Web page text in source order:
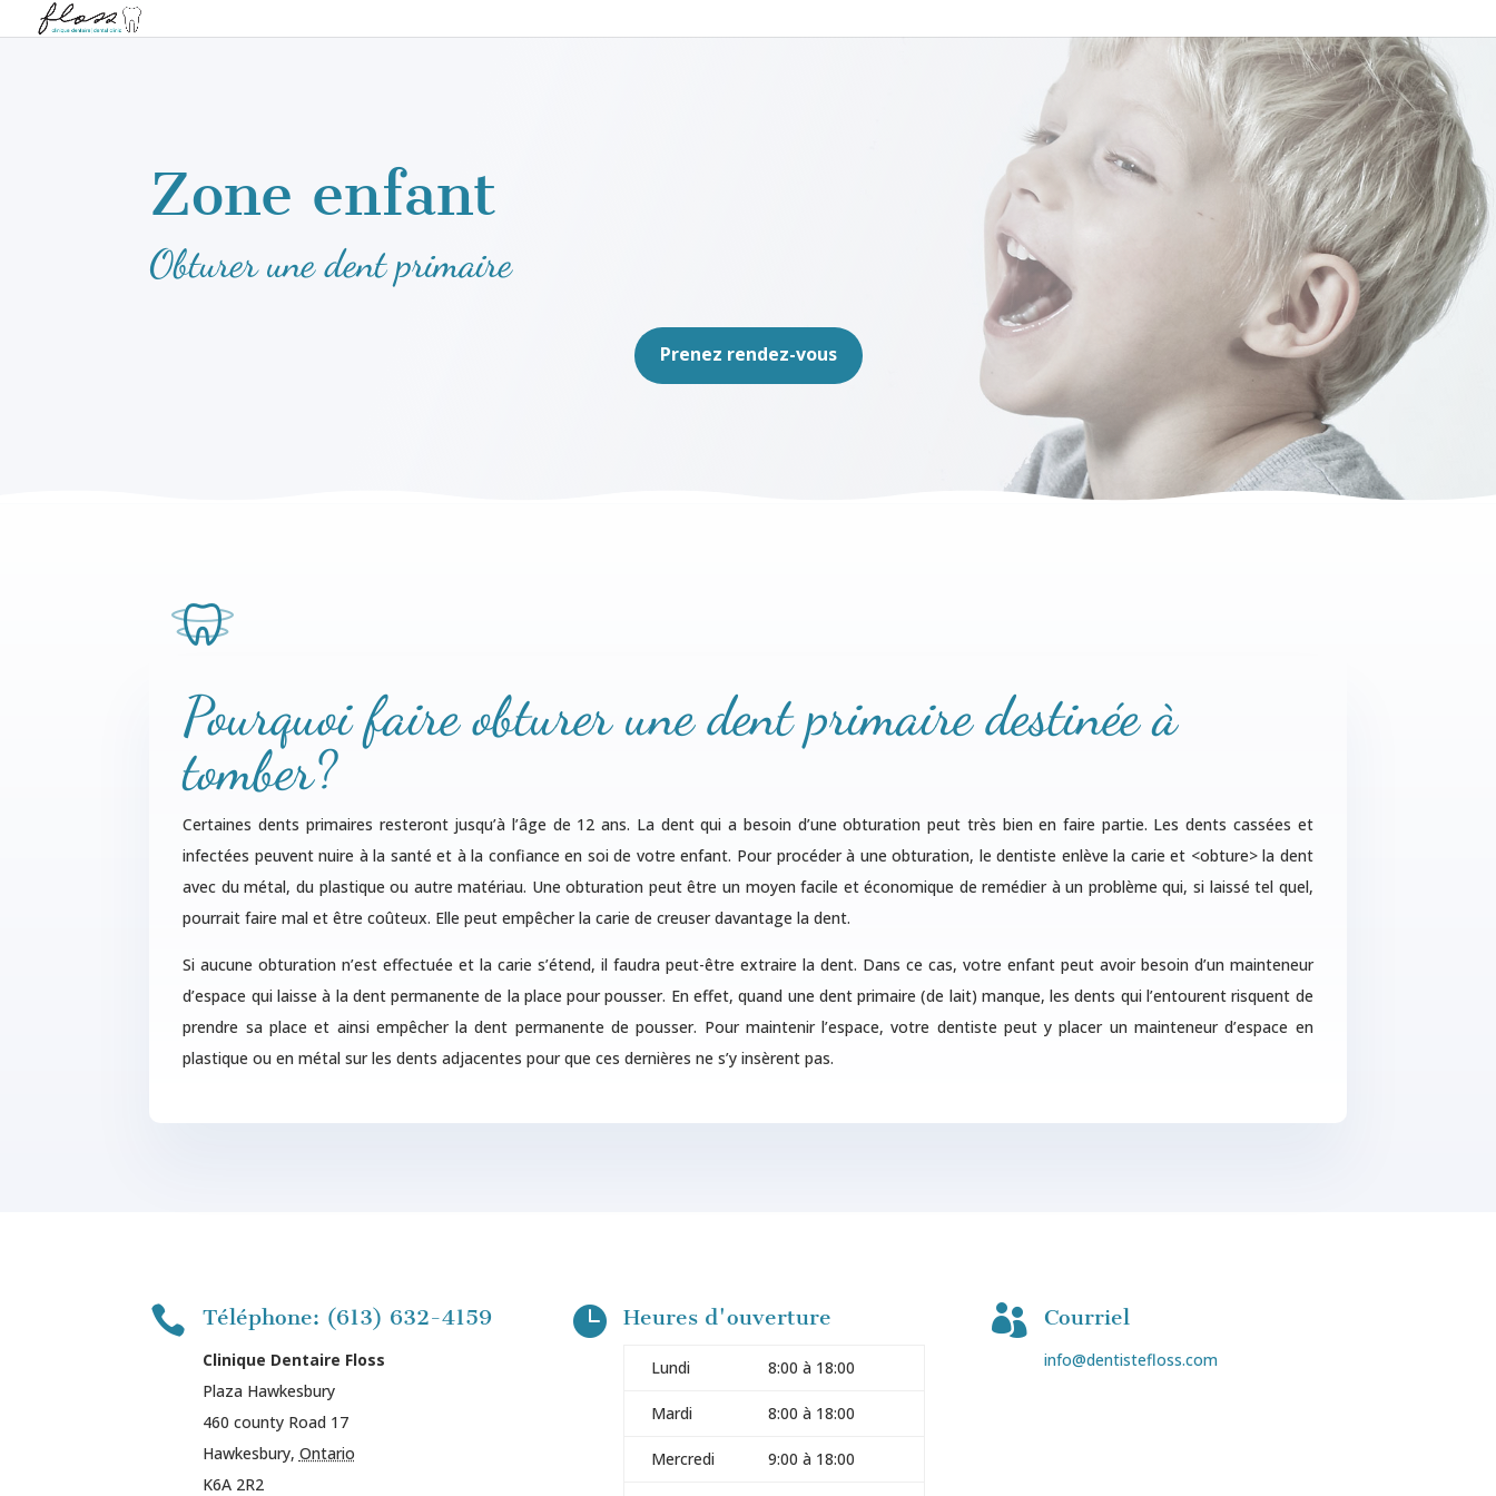
Zone enfant
Obturer une dent primaire
Prenez rendez-vous
Pourquoi faire obturer une dent primaire destinée à
tomber?
Certaines dents primaires resteront jusqu’à l’âge de 12 ans. La dent qui a besoin d’une obturation peut très bien en faire partie. Les dents cassées et
infectées peuvent nuire à la santé et à la confiance en soi de votre enfant. Pour procéder à une obturation, le dentiste enlève la carie et <obture> la dent
avec du métal, du plastique ou autre matériau. Une obturation peut être un moyen facile et économique de remédier à un problème qui, si laissé tel quel,
pourrait faire mal et être coûteux. Elle peut empêcher la carie de creuser davantage la dent.
Si aucune obturation n’est effectuée et la carie s’étend, il faudra peut-être extraire la dent. Dans ce cas, votre enfant peut avoir besoin d’un mainteneur
d’espace qui laisse à la dent permanente de la place pour pousser. En effet, quand une dent primaire (de lait) manque, les dents qui l’entourent risquent de
prendre sa place et ainsi empêcher la dent permanente de pousser. Pour maintenir l’espace, votre dentiste peut y placer un mainteneur d’espace en
plastique ou en métal sur les dents adjacentes pour que ces dernières ne s’y insèrent pas.
 Téléphone: (613) 632-4159
Clinique Dentaire Floss
Plaza Hawkesbury
460 county Road 17
Hawkesbury, Ontario
K6A 2R2
 Heures d'ouverture
Lundi 8:00 à 18:00
Mardi 8:00 à 18:00
Mercredi 9:00 à 18:00
 Courriel
info@dentistefloss.com